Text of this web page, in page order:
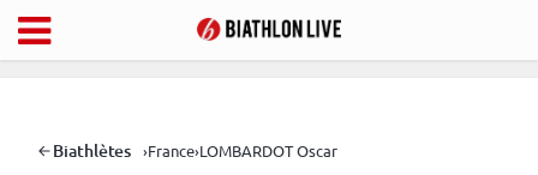
Biathlètes ›France›LOMBARDOT Oscar